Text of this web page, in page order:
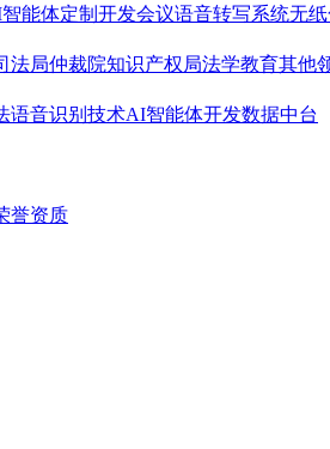
能体定制开发会议语音转写系统无
法局仲裁院知识产权局法学教育其他
语音识别技术AI智能体开发数据中台
誉资质